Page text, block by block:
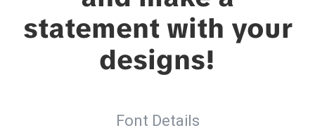
statement with your
designs!
Font Details